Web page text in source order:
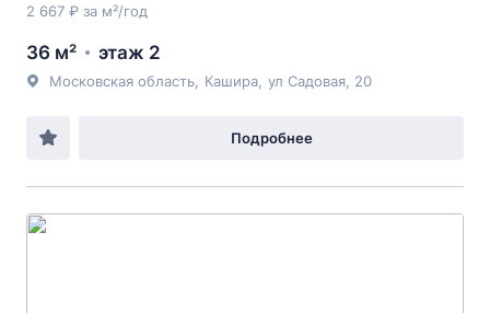
2 667 ₽ за м²/год
36 м² этаж 2
Московская область Кашира ул Садовая , 20
Подробнее